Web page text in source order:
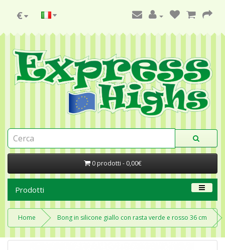
€
0 prodotti - 0,00€
Prodotti
Home Bong in silicone giallo con rasta verde e rosso 36 cm